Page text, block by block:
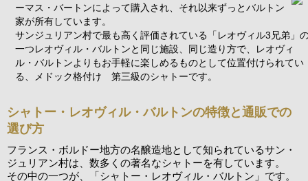
ーマス・バートンによって購入され、それ以来ずっとバルトン
家が所有しています。
サンジュリアン村で最も高く評価されている「レオヴィル3兄弟」
一つレオヴィル・バルトンと同じ施設、同じ造り方で、レオヴィ
ル・バルトンよりもお手軽に楽しめるものとして位置付けられてい
る、メドック格付け 第三級のシャトーです。
シャトー・レオヴィル・バルトンの特徴と通販での
選び方
フランス・ボルドー地方の名醸造地として知られているサン・
ジュリアン村は、数多くの著名なシャトーを有しています。
その中の一つが、「シャトー・レオヴィル・バルトン」です。